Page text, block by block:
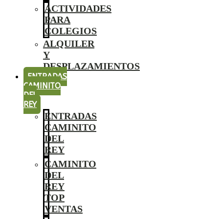
ACTIVIDADES
PARA
COLEGIOS
ALQUILER
Y
DESPLAZAMIENTOS
ENTRADAS
CAMINITO
DEL
REY
ENTRADAS
CAMINITO
DEL
REY
CAMINITO
DEL
REY
TOP
VENTAS